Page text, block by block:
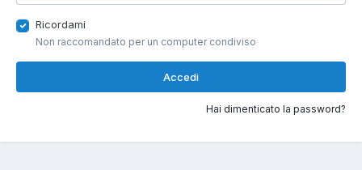
Ricordami
Non raccomandato per un computer condiviso
Accedi
Hai dimenticato la password?